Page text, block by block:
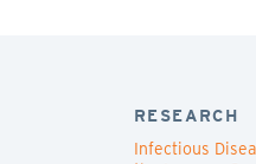
RESEARCH
Infectious